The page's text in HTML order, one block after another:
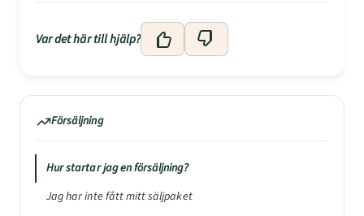
Försäljning
Hur startar jag en försäljning?
Jag har inte fått mitt säljpaket
Var det här till hjälp?